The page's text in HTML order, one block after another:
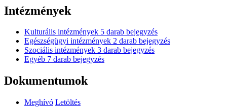
Intézmények
Kulturális intézmények 5 darab bejegyzés
Egészségügyi intézmények 2 darab bejegyzés
Szociális intézmények 3 darab bejegyzés
Egyéb 7 darab bejegyzés
Dokumentumok
Meghívó Letöltés